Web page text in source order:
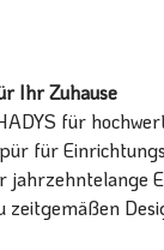
Ihr Zuhause
für
für
jahrzehntelange
zeitgemäßen